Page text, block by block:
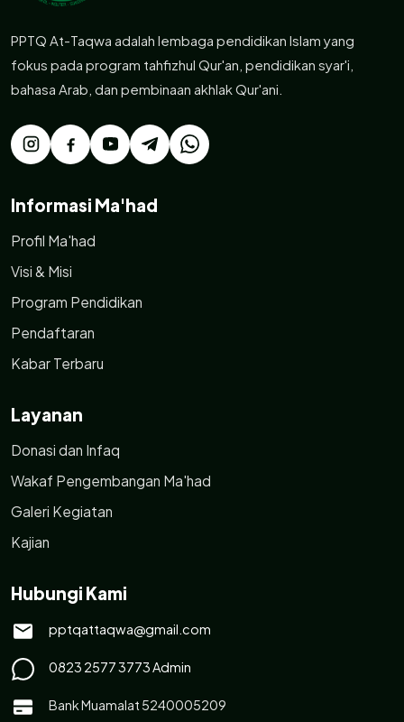
PPTQ At-Taqwa adalah lembaga pendidikan Islam yang
fokus pada program tahfizhul Qur'an, pendidikan syar'i,
bahasa Arab, dan pembinaan akhlak Qur'ani.
Informasi Ma'had
Profil Ma'had
Visi & Misi
Program Pendidikan
Pendaftaran
Kabar Terbaru
Layanan
Donasi dan Infaq
Wakaf Pengembangan Ma'had
Galeri Kegiatan
Kajian
Hubungi Kami
pptqattaqwa@gmail.com
0823 2577 3773 Admin
Bank Muamalat 5240005209